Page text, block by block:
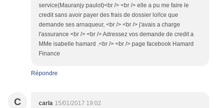
service(Mauranjy paulot)<br /> <br /> elle a pu me faire le
credit sans avoir payer des frais de dossier lol!ce que
demande ses arnaqueur, <br /> <br /> j'avais a charge
l'assurance <br /> <br /> Adressez vos demande de credit a
MMe isabelle hamard .<br /> <br /> page facebook Hamard
Finance
Répondre
C carla 15/01/2017 19:02